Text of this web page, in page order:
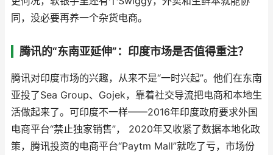
同，没必要再养一个杂货电商。
腾讯的“东南亚延伸”：印度市场是否值得重注？
腾讯对印度市场的兴趣，从来不是“一时兴起”。他们在东南
亚投了Sea Group、Gojek，靠着社交导流把电商和本地生
活做起来了。可印度不一样——2016年印度政府要求外国
电商平台“禁止独家销售”， 2020年又收紧了数据本地化政
策，腾讯投资的电商平台“Paytm Mall”就吃了亏，市场份